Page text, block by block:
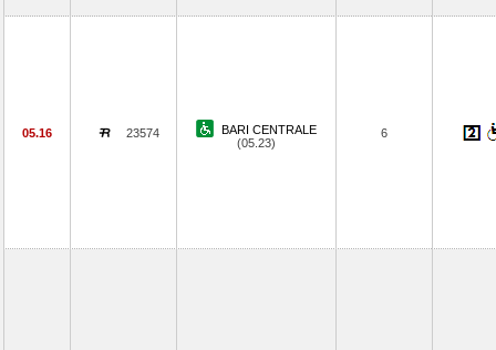
05.16 23574
BARI CENTRALE
(05.23)
6